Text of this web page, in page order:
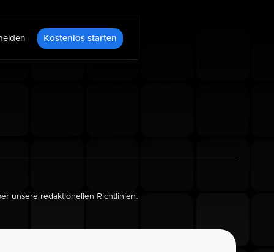
Kostenlos starten
unsere redaktionellen Richtlinien.